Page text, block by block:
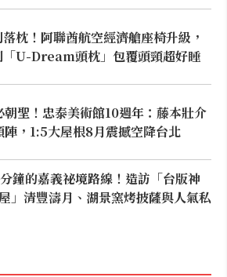
枕！阿聯酋航空經濟艙座椅升級，
「U-Dream頭枕」包覆頭頸超好睡
朝聖！忠泰美術館10週年：藤本壯介
陣，1:5大屋根8月震撼空降台北
鐘的嘉義祕境路線！造訪「台版神
」清豐濤月、湖景窯烤披薩與人氣私